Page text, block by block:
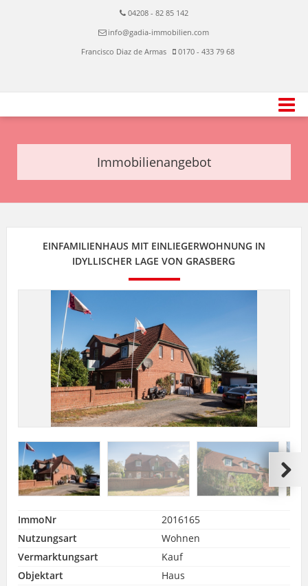
04208 - 82 85 142
info@gadia-immobilien.com
Francisco Diaz de Armas 0170 - 433 79 68
Immobilienangebot
EINFAMILIENHAUS MIT EINLIEGERWOHNUNG IN
IDYLLISCHER LAGE VON GRASBERG
ImmoNr
2016165
Nutzungsart
Wohnen
Vermarktungsart
Kauf
Objektart
Haus